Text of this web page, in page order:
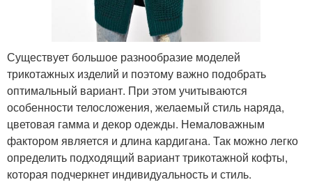
Существует большое разнообразие моделей
трикотажных изделий и поэтому важно подобрать
оптимальный вариант. При этом учитываются
особенности телосложения, желаемый стиль наряда,
цветовая гамма и декор одежды. Немаловажным
фактором является и длина кардигана. Так можно легко
определить подходящий вариант трикотажной кофты,
которая подчеркнет индивидуальность и стиль.